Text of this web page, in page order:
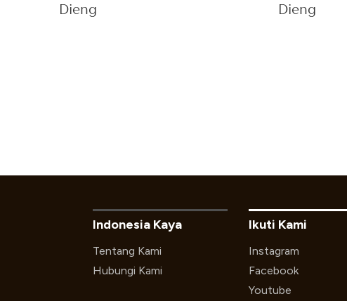
Dieng
Dieng
Indonesia Kaya
Tentang Kami
Hubungi Kami
Ikuti Kami
Instagram
Facebook
Youtube